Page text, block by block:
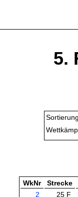
5.
WkNr Strecke
2
25 F